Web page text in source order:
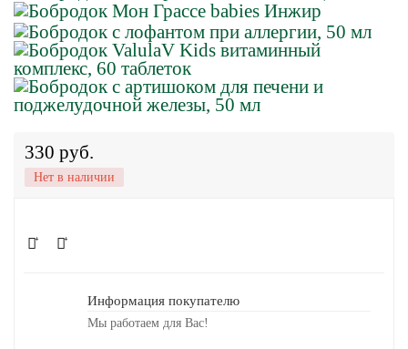
330 руб.
Нет в наличии
Информация покупателю
Мы работаем для Вас!